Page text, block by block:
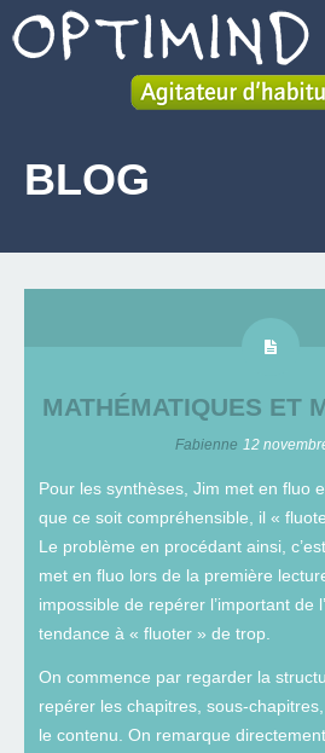
SERVICES
LIVRE
CONTACT
BLOG
MATHÉMATIQUES ET
Fabienne 12
Pour les synthèses, Jim met en fluo
que ce soit compréhensible, il «
Le problème en procédant ainsi,
met en fluo lors de la première
impossible de repérer l’important de
tendance à « fluoter » de trop.
On commence par regarder la
repérer les chapitres, sous-
le contenu. On remarque